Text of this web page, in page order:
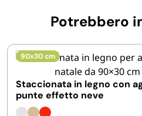
Potrebbero
90x30 cm
Staccionata in legno con
punte effetto neve